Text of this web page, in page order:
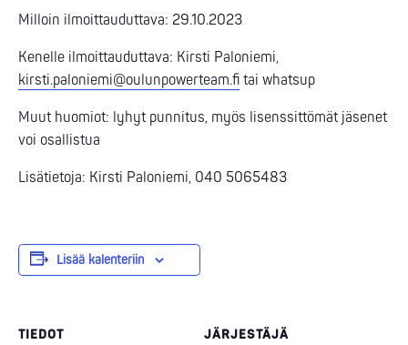
Milloin ilmoittauduttava: 29.10.2023
Kenelle ilmoittauduttava: Kirsti Paloniemi,
kirsti.paloniemi@oulunpowerteam.fi tai whatsup
Muut huomiot: lyhyt punnitus, myös lisenssittömät jäsenet
voi osallistua
Lisätietoja: Kirsti Paloniemi, 040 5065483
Lisää kalenteriin
TIEDOT
JÄRJESTÄJÄ